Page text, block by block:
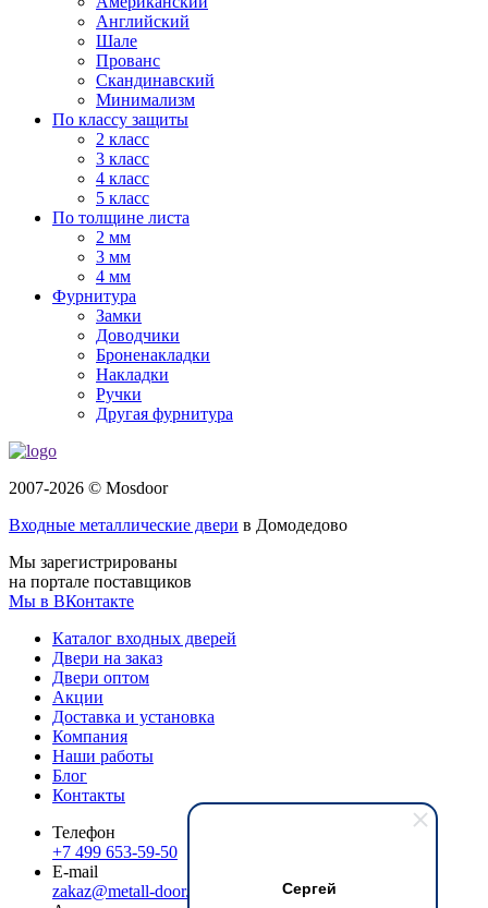
Сергей
Английский
Шале
Прованс
Скандинавский
Минимализм
По классу защиты
2 класс
3 класс
4 класс
5 класс
По толщине листа
2 мм
3 мм
4 мм
Фурнитура
Замки
Доводчики
Броненакладки
Накладки
Ручки
Другая фурнитура
2007-2026 © Mosdoor
Входные металлические двери в Домодедово
Мы зарегистрированы
на портале поставщиков
Мы в ВКонтакте
Каталог входных дверей
Двери на заказ
Двери оптом
Акции
Доставка и установка
Компания
Наши работы
Блог
Контакты
Телефон
+7 499 653-59-50
E-mail
zakaz@metall-door.ru